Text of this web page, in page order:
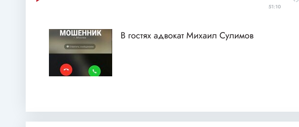
51:10
В гостях адвокат Михаил Сулимов